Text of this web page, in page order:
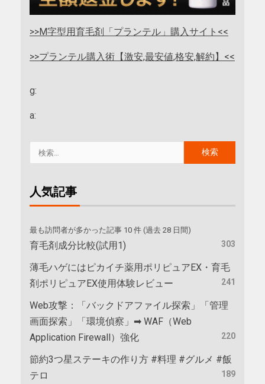
>>M字型用育毛剤「プランテル」購入サイト<<
>>プランテル購入術【激安,最安値,格安,解約】<<
g:
a:
人気記事
最も訪問者が多かった記事 10 件 (過去 28 日間)
育毛剤成分比較(試用1) 303
薄毛ハゲにはピカイチ薬用ポリピュアEX・育毛
剤ポリピュアEX使用体験レビュー
241
Web攻撃：「バックドアファイル探索」「管理
画面探索」「環境偵察」➡ WAF（Web
Application Firewall）強化
220
節約3つ星ステーキの作り方 #料理 #グルメ #飯
テロ
189